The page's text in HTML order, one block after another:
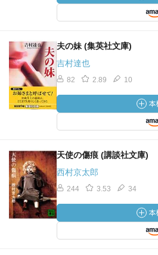
夫の妹 (集英社文庫)
吉村達也
82 2.89 10
天使の傷痕 (講談社文庫)
西村京太郎
244 3.53 34